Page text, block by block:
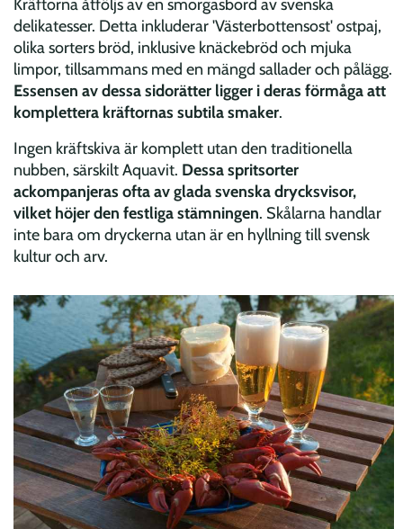
Kräftorna åtföljs av en smorgasbord av svenska
delikatesser. Detta inkluderar 'Västerbottensost' ostpaj,
olika sorters bröd, inklusive knäckebröd och mjuka
limpor, tillsammans med en mängd sallader och pålägg.
Essensen av dessa sidorätter ligger i deras förmåga att
komplettera kräftornas subtila smaker.
Ingen kräftskiva är komplett utan den traditionella
nubben, särskilt Aquavit. Dessa spritsorter
ackompanjeras ofta av glada svenska drycksvisor,
vilket höjer den festliga stämningen. Skålarna handlar
inte bara om dryckerna utan är en hyllning till svensk
kultur och arv.